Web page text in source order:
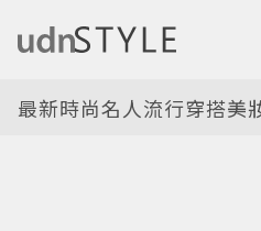
最新時尚名人流行穿搭美